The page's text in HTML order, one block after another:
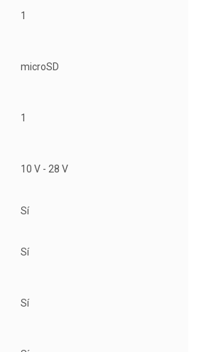
1
microSD
1
10 V - 28 V
Sí
Sí
Sí